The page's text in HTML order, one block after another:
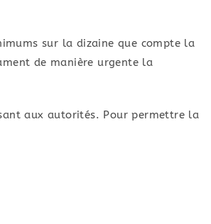
sur la dizaine que compte la
de manière urgente la
aux autorités. Pour permettre la